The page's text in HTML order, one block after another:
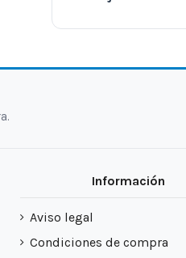
Información
Aviso legal
Condiciones de compra